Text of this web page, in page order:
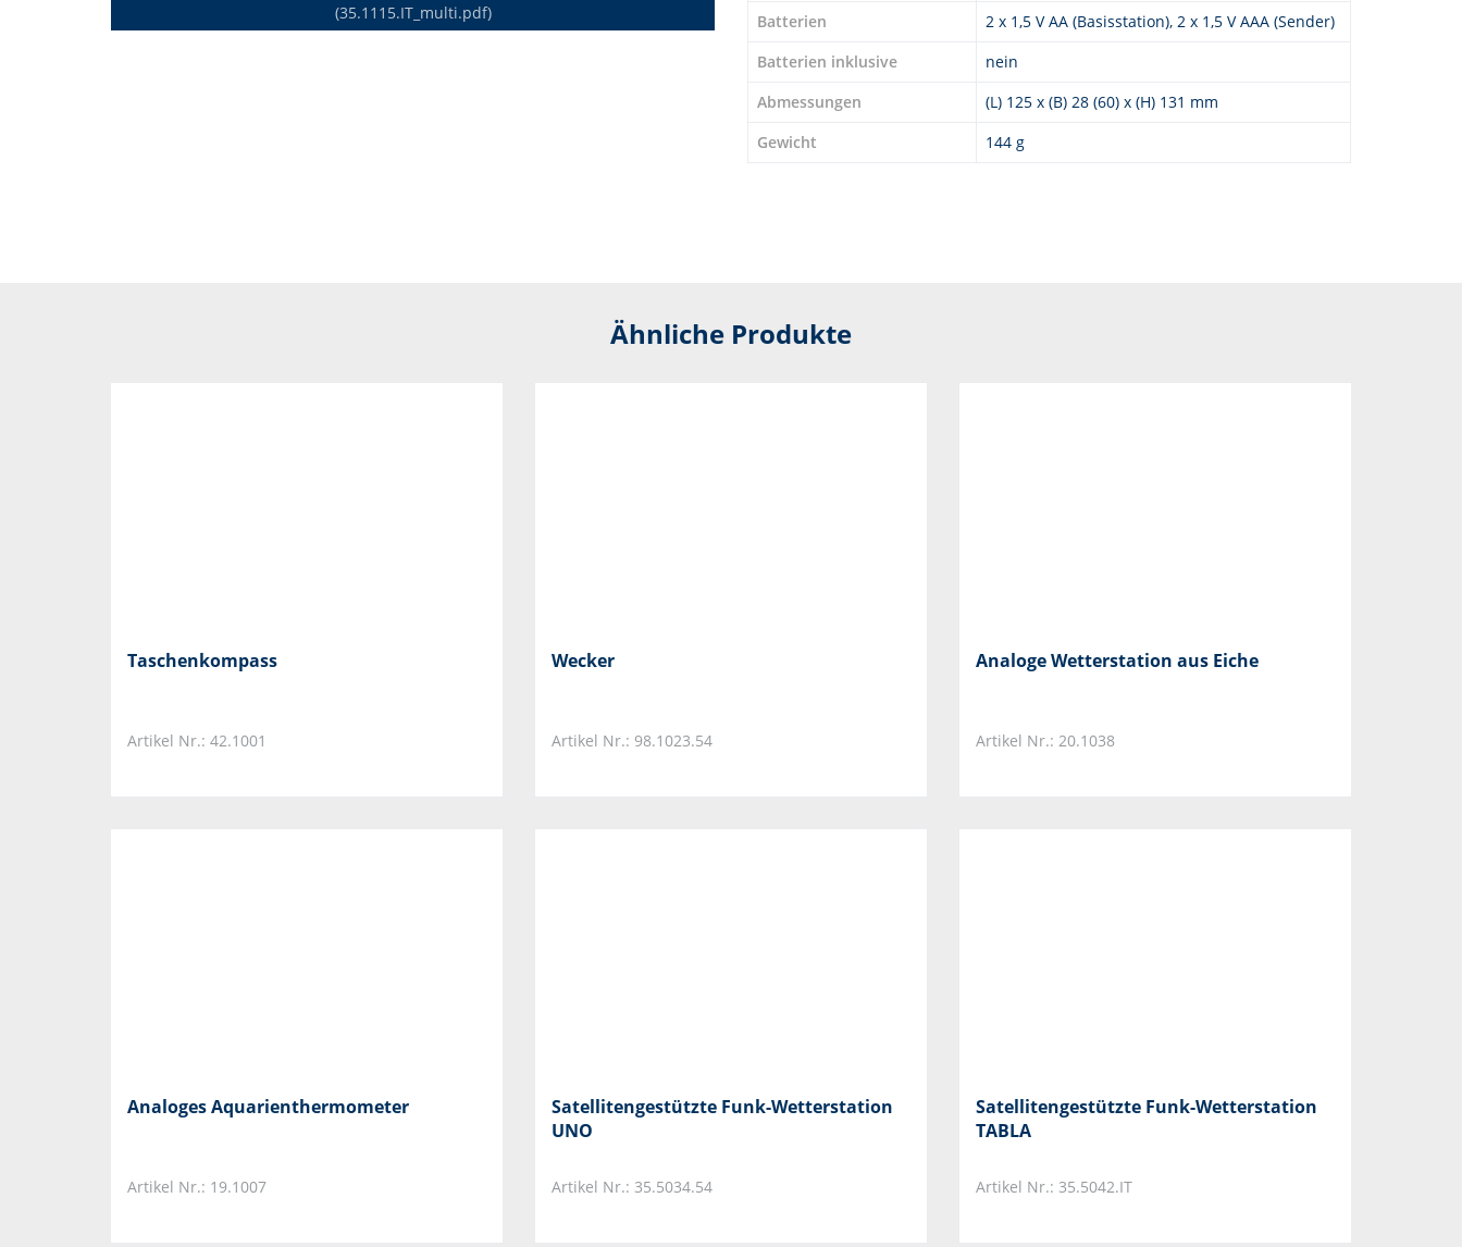
(35.1115.IT_multi.pdf)
Batterien
2 x 1,5 V AA (Basisstation), 2 x 1,5 V AAA (Sender)
Batterien inklusive
nein
Abmessungen
(L) 125 x (B) 28 (60) x (H) 131 mm
Gewicht
144 g
Ähnliche Produkte
Taschenkompass
Artikel Nr.: 42.1001
Wecker
Artikel Nr.: 98.1023.54
Analoge Wetterstation aus Eiche
Artikel Nr.: 20.1038
Analoges Aquarienthermometer
Artikel Nr.: 19.1007
Satellitengestützte Funk-Wetterstation
UNO
Artikel Nr.: 35.5034.54
Satellitengestützte Funk-Wetterstation
TABLA
Artikel Nr.: 35.5042.IT